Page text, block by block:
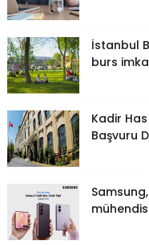
İstanbul
burs
Kadir
Başvuru